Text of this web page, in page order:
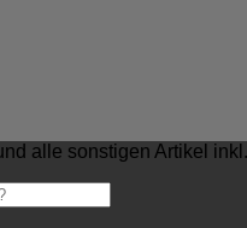
alle sonstigen Artikel